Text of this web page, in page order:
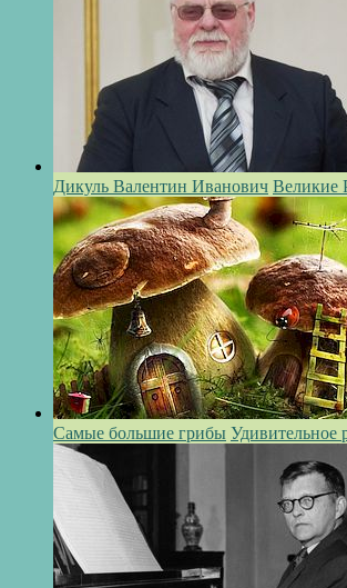
Дикуль Валентин Иванович Великие
Самые большие грибы Удивительное